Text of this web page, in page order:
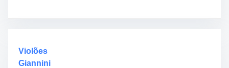
H
e
Violões
Giannini